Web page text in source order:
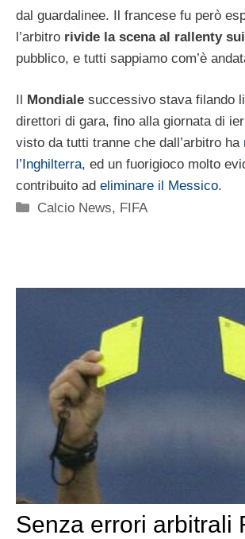
dal guardalinee. Il francese fu però
l’arbitro rivide la scena al rallenty
pubblico, e tutti sappiamo com’è
Il Mondiale successivo stava filando
direttori di gara, fino alla giornata di
visto da tutti tranne che dall’arbitro ha
l’Inghilterra, ed un fuorigioco molto
contribuito ad eliminare il Messico.
Categorie
Calcio News, FIFA
Senza errori arbitrali